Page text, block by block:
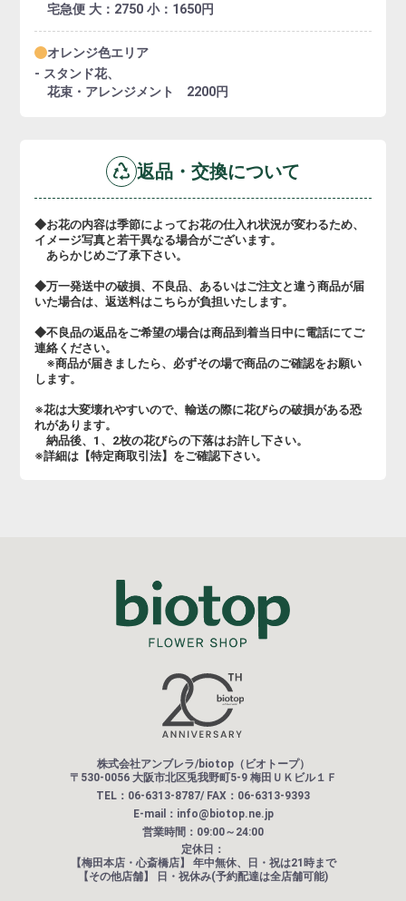
宅急便 大：2750 小：1650円
オレンジ色エリア
- スタンド花、
花束・アレンジメント 2200円
返品・交換について
◆お花の内容は季節によってお花の仕入れ状況が変わるため、
イメージ写真と若干異なる場合がございます。
あらかじめご了承下さい。
◆万一発送中の破損、不良品、あるいはご注文と違う商品が届
いた場合は、返送料はこちらが負担いたします。
◆不良品の返品をご希望の場合は商品到着当日中に電話にてご
連絡ください。
※商品が届きましたら、必ずその場で商品のご確認をお願い
します。
※花は大変壊れやすいので、輸送の際に花びらの破損がある恐
れがあります。
納品後、1、2枚の花びらの下落はお許し下さい。
※詳細は【特定商取引法】をご確認下さい。
株式会社アンブレラ/biotop（ビオトープ）
〒530-0056 大阪市北区兎我野町5-9 梅田ＵＫビル１Ｆ
TEL：06-6313-8787/ FAX：06-6313-9393
E-mail：info@biotop.ne.jp
営業時間：09:00～24:00
定休日：
【梅田本店・心斎橋店】 年中無休、日・祝は21時まで
【その他店舗】
日・祝休み(予約配達は全店舗可能)